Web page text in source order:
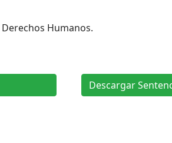
Humanos.
Descargar